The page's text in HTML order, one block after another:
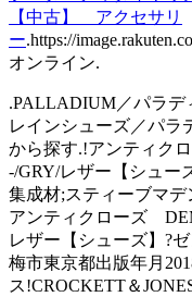
【中古】 アクセサリ
ー.https://
オンライン.
.PALLADIUM／パラデ
レインシューズ／パ
から探す.!アンティク
-/GRY/レザー【シュ
集成材;スティーブマ
アンティクローズ
レザー【シューズ】?
梅市東京都出版年月
ス!CROCKETT＆